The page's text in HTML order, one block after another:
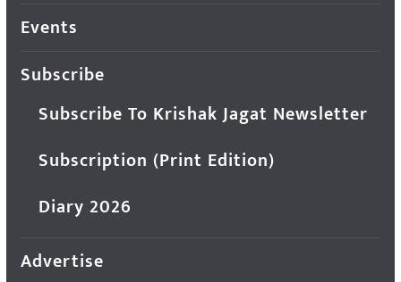
Events
Subscribe
Subscribe To Krishak Jagat Newsletter
Subscription (Print Edition)
Diary 2026
Advertise